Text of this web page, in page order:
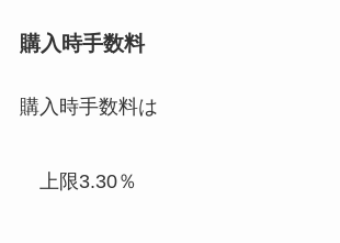
購入時手数料
購入時手数料は
上限3.30％